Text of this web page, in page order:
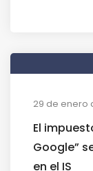
29 de enero
El
Google”
en el IS